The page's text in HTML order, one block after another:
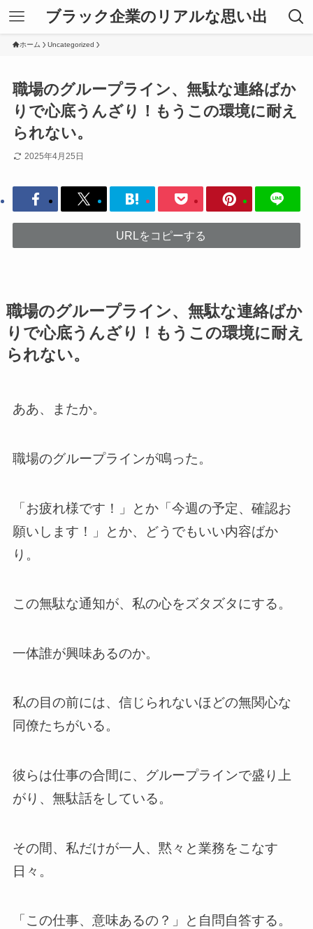
ブラック企業のリアルな思い出
ホーム Uncategorized
職場のグループライン、無駄な連絡ばか
りで心底うんざり！もうこの環境に耐え
られない。
2025年4月25日
URLをコピーする
職場のグループライン、無駄な連絡ばか
りで心底うんざり！もうこの環境に耐え
られない。
ああ、またか。
職場のグループラインが鳴った。
「お疲れ様です！」とか「今週の予定、確認お
願いします！」とか、どうでもいい内容ばか
り。
この無駄な通知が、私の心をズタズタにする。
一体誰が興味あるのか。
私の目の前には、信じられないほどの無関心な
同僚たちがいる。
彼らは仕事の合間に、グループラインで盛り上
がり、無駄話をしている。
その間、私だけが一人、黙々と業務をこなす
日々。
「この仕事、意味あるの？」と自問自答する。